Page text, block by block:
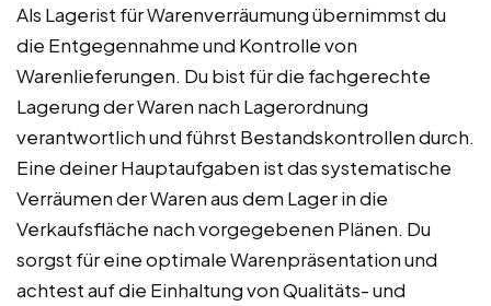
Als Lagerist für Warenverräumung übernimmst du
die Entgegennahme und Kontrolle von
Warenlieferungen. Du bist für die fachgerechte
Lagerung der Waren nach Lagerordnung
verantwortlich und führst Bestandskontrollen durch.
Eine deiner Hauptaufgaben ist das systematische
Verräumen der Waren aus dem Lager in die
Verkaufsfläche nach vorgegebenen Plänen. Du
sorgst für eine optimale Warenpräsentation und
achtest auf die Einhaltung von Qualitäts- und